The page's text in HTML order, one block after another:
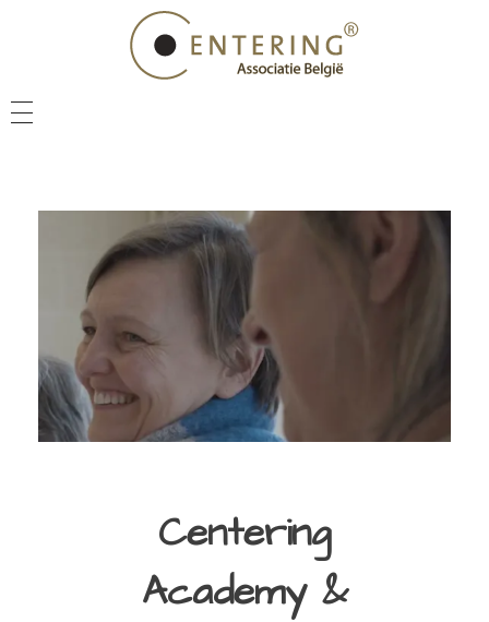
CENTERING PRACTITIONER
VIND IEMAND IN JE BUURT
CENTERING ACADEMY
NIEUWSBRIEF
Centering
Academy &